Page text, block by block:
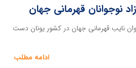
نوجوانان قهرمانی جهان
کسب 5 مدال نقره و 2 مدال برنز بعنوان نایب قهرمانی جهان در کشور یونان دست
ادامه مطلب